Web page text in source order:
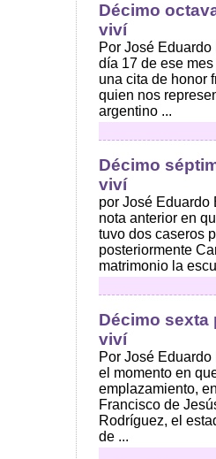
Décimo
viví
Por José
día 17 de ese
una cita de honor
quien nos
argentino ...
Décimo
viví
por José Eduardo
nota anterior en
tuvo dos caseros
posteriormente
matrimonio la
Décimo sexta
viví
Por José
el momento en
emplazamiento,
Francisco de
Rodríguez, el
de ...